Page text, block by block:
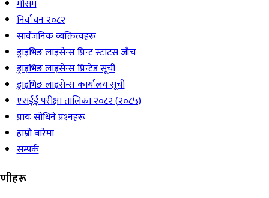
मौसम
निर्वाचन २०८२
सार्वजनिक व्यक्तित्वहरू
ड्राइभिङ लाइसेन्स प्रिन्ट स्टाटस जाँच
ड्राइभिङ लाइसेन्स प्रिन्टेड सूची
ड्राइभिङ लाइसेन्स कार्यालय सूची
एसईई परीक्षा तालिका २०८२ (२०८५)
प्रायः सोधिने प्रश्‍नहरू
हाम्रो बारेमा
सम्पर्क